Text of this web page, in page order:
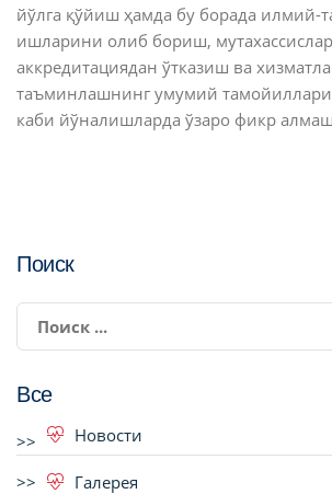
Поиск
Все
Новости
Галерея
йўлга қўйиш ҳамда бу борада илмий-
ишларини олиб бориш,
аккредитациядан ўтказиш ва
таъминлашнинг умумий
каби йўналишларда ўзаро фикр